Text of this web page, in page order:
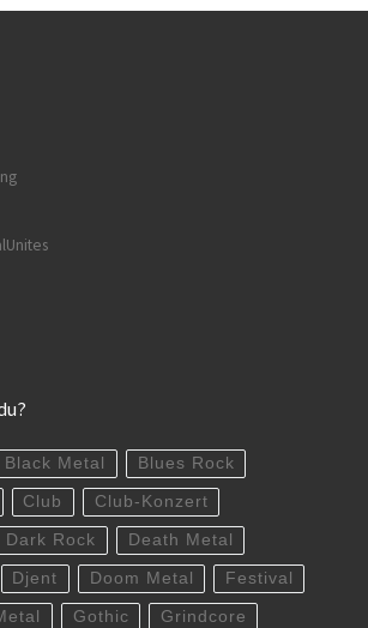
Black Metal Blues Rock
Club Club-Konzert
Dark Rock Death Metal
Djent Doom Metal Festival
Gothic Grindcore